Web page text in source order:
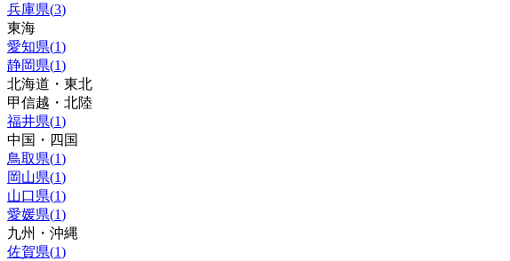
兵庫県(3)
東海
愛知県(1)
静岡県(1)
北海道・東北
甲信越・北陸
福井県(1)
中国・四国
鳥取県(1)
岡山県(1)
山口県(1)
愛媛県(1)
九州・沖縄
佐賀県(1)